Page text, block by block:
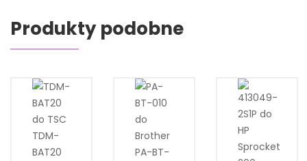
Produkty podobne